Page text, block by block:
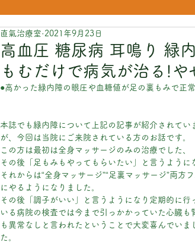
高血圧 糖尿病 耳鳴り 緑
もむだけで病気が治る!
直氣治療室 2021年9月23日
●高かった緑内障の眼圧や血糖値が足の裏もみで正
本誌でも緑内障について上記の記事が紹介されてい
が、今回は当院にご来院されている方のお話です。
この方は最初は全身マッサージのみの治療でした、
その後「足もみもやってもらいたい」と言うように
それからは“全身マッサージ”“足裏マッサージ”両方
にやるようになりました。
その後「調子がいい」と言うようになり定期的に行
いる病院の検査では今まで引っかかっていた心臓も
も異常なしと言われたということで大変喜んでいま
た。